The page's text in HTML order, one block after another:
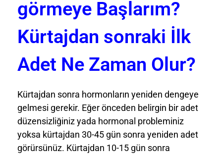
görmeye Başlarım?
Kürtajdan sonraki İlk
Adet Ne Zaman Olur?
Kürtajdan sonra hormonların yeniden dengeye
gelmesi gerekir. Eğer önceden belirgin bir adet
düzensizliğiniz yada hormonal probleminiz
yoksa kürtajdan 30-45 gün sonra yeniden adet
görürsünüz. Kürtajdan 10-15 gün sonra